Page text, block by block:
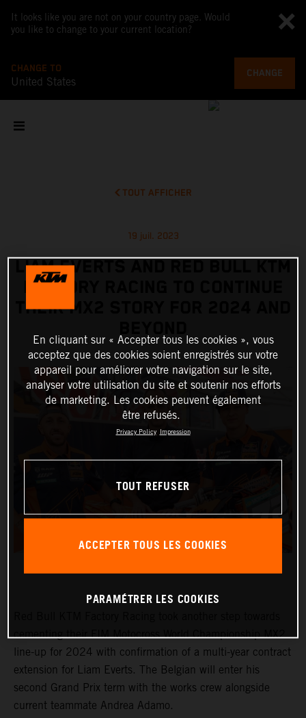
It looks like you are not on your country page. Would
you like to change to your current location?
CHANGE TO
United States
CHANGE
TOUT AFFICHER
19 juil. 2023
LIAM EVERTS AND RED BULL KTM
FACTORY RACING TO CONTINUE
THEIR MX2 STORY FOR 2024 AND
cementing their FIM Motocross World Championship MX2
line-up for 2024 with confirmation of a multi-year contract
extension for Liam Everts. The Belgian will enter his
second Grand Prix term with the works crew alongside
current teammate Andrea Adamo.
En cliquant sur « Accepter tous les cookies », vous
acceptez que des cookies soient enregistrés sur votre
appareil pour améliorer votre navigation sur le site,
analyser votre utilisation du site et soutenir nos efforts
de marketing. Les cookies peuvent également
être refusés.
Privacy Policy Impression
TOUT REFUSER
ACCEPTER TOUS LES COOKIES
PARAMÉTRER LES COOKIES